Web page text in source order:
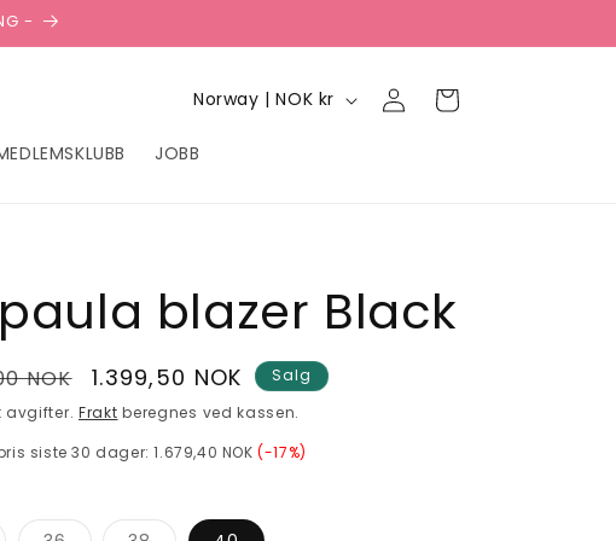
-
JOBB
n
e
i
o
n
Norway | NOK kr
Logg
inn
Handlekurv
blazer Black
NOK Salgspris
1.399,50 NOK
Salg
avgifter. Frakt beregnes ved kassen.
siste 30 dager:1.679,40 NOK (-17%)